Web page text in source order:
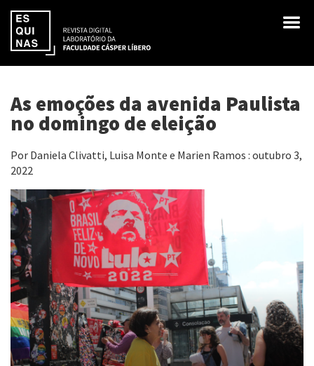
As emoções da avenida Paulista
no domingo de eleição
Por Daniela Clivatti, Luisa Monte e Marien Ramos : outubro 3,
2022